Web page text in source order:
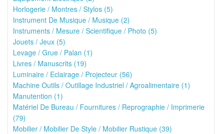
Horlogerie / Montres / Stylos (5)
Instrument De Musique / Musique (2)
Instruments / Mesure / Scientifique / Photo (5)
Jouets / Jeux (5)
Levage / Grue / Palan (1)
Livres / Manuscrits (19)
Luminaire / Eclairage / Projecteur (56)
Machine Outils / Outillage Industriel / Agroalimentaire (1)
Manutention (1)
Matériel De Bureau / Fournitures / Reprographie / Imprimerie
(79)
Mobilier / Mobilier De Style / Mobilier Rustique (39)